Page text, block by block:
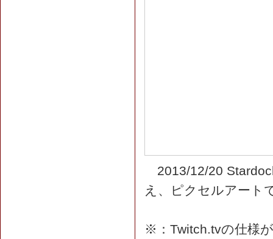
2013/12/20
え、ピクセルアート
※：Twitch.tvの仕様